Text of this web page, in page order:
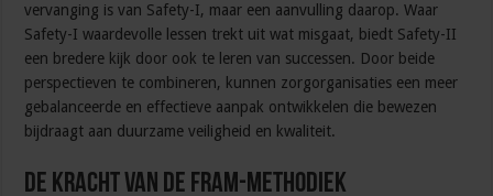
vervanging is van Safety-I, maar een aanvulling daarop. Waar
Safety-I waardevolle lessen trekt uit wat misgaat, biedt Safety-II
een bredere kijk door ook te leren van successen. Door beide
perspectieven te combineren, kunnen zorgorganisaties een meer
gebalanceerde en effectieve aanpak ontwikkelen die bewezen
bijdraagt aan duurzame veiligheid en kwaliteit.
De kracht van de FRAM-methodiek